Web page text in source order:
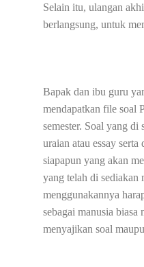
Selain itu, ulangan
berlangsung, untuk
Bapak dan ibu guru
mendapatkan file soal
semester. Soal yang
uraian atau essay
siapapun yang akan
yang telah di sediakan
menggunakannya
sebagai manusia
menyajikan soal